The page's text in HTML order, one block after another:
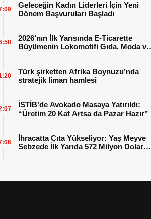
Geleceğin Kadın Liderleri İçin Yeni
Dönem Başvuruları Başladı
2026’nın İlk Yarısında E-Ticarette
Büyümenin Lokomotifi Gıda, Moda ve
Türk şirketten Afrika Boynuzu’nda
stratejik liman hamlesi
İSTİB’de Avokado Masaya Yatırıldı:
“Üretim 20 Kat Artsa da Pazar Hazır”
İhracatta Çıta Yükseliyor: Yaş Meyve
Sebzede İlk Yarıda 572 Milyon Dolar